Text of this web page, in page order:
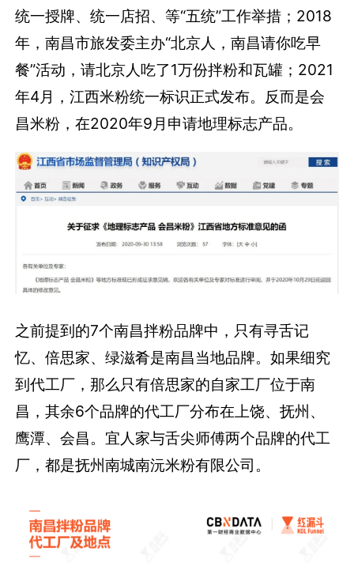
统一授牌、统一店招、等“五统”工作举措；2018
年，南昌市旅发委主办“北京人，南昌请你吃早
餐”活动，请北京人吃了1万份拌粉和瓦罐；2021
年4月，江西米粉统一标识正式发布。反而是会
昌米粉，在2020年9月申请地理标志产品。
之前提到的7个南昌拌粉品牌中，只有寻舌记
忆、倍思家、绿滋肴是南昌当地品牌。如果细究
到代工厂，那么只有倍思家的自家工厂位于南
昌，其余6个品牌的代工厂分布在上饶、抚州、
鹰潭、会昌。宜人家与舌尖师傅两个品牌的代工
厂，都是抚州南城南沅米粉有限公司。